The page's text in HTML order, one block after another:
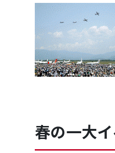
春の一大イ